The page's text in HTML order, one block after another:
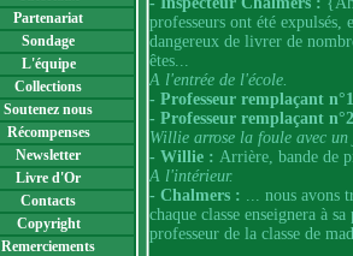
Partenariat
Sondage
L'équipe
Collections
Soutenez nous
Récompenses
Newsletter
Livre d'Or
Contacts
Copyright
Remerciements
professeurs ont été expulsés,
dangereux de livrer de
êtes...
A l'entrée de l'école.
- Professeur remplaçant
- Professeur remplaçant
Willie arrose la foule avec un
- Willie : Arrière, bande de
A l'intérieur.
- Chalmers :
... nous avons
chaque classe enseignera à
professeur de la classe de